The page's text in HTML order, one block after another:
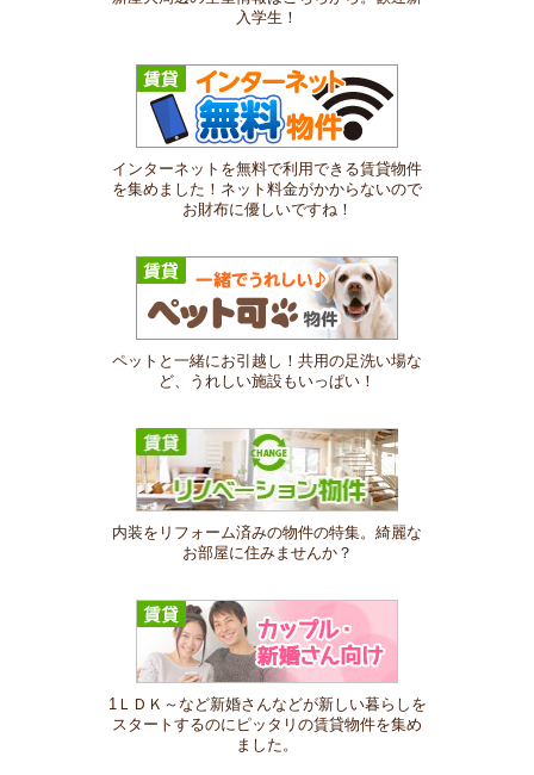
入学生！
インターネットを無料で利用できる賃貸物件
を集めました！ネット料金がかからないので
お財布に優しいですね！
ペットと一緒にお引越し！共用の足洗い場な
ど、うれしい施設もいっぱい！
内装をリフォーム済みの物件の特集。綺麗な
お部屋に住みませんか？
1ＬＤＫ～など新婚さんなどが新しい暮らしを
スタートするのにピッタリの賃貸物件を集め
ました。